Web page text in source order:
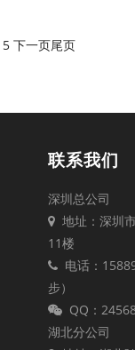
5 下一页尾页
联系我们
深圳总公司
地址：深圳
11楼
电话：
步）
QQ：
湖北分公司